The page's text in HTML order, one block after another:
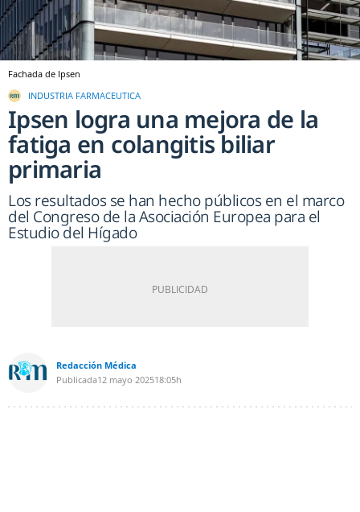
Fachada de Ipsen
INDUSTRIA FARMACEUTICA
Ipsen logra una mejora de la
fatiga en colangitis biliar
primaria
Los resultados se han hecho públicos en el marco
del Congreso de la Asociación Europea para el
Estudio del Hígado
Redacción Médica
Publicada12 mayo 202518:05h